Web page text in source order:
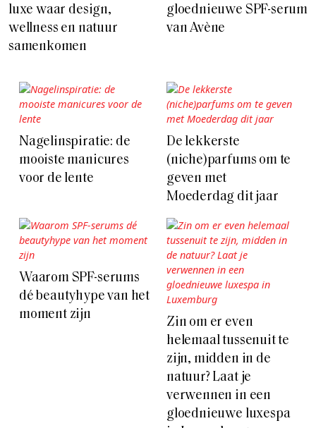
luxe waar design,
wellness en natuur
samenkomen
gloednieuwe SPF-serum
van Avène
Nagelinspiratie: de
mooiste manicures
voor de lente
De lekkerste
(niche)parfums om te
geven met
Moederdag dit jaar
Waarom SPF-serums
dé beautyhype van het
moment zijn
Zin om er even
helemaal tussenuit te
zijn, midden in de
natuur? Laat je
verwennen in een
gloednieuwe luxespa